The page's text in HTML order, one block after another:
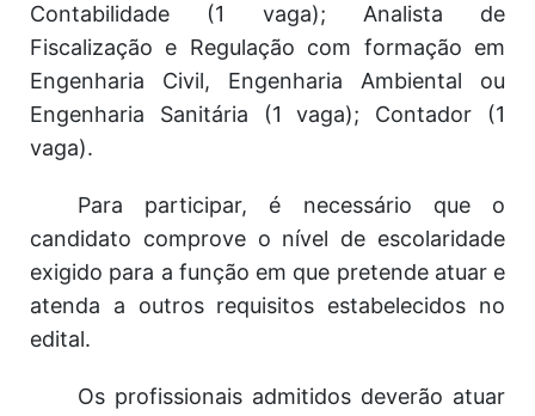
Contabilidade (1 vaga); Analista de
Fiscalização e Regulação com formação em
Engenharia Civil, Engenharia Ambiental ou
Engenharia Sanitária (1 vaga); Contador (1
vaga).
Para participar, é necessário que o
candidato comprove o nível de escolaridade
exigido para a função em que pretende atuar e
atenda a outros requisitos estabelecidos no
edital.
Os profissionais admitidos deverão atuar